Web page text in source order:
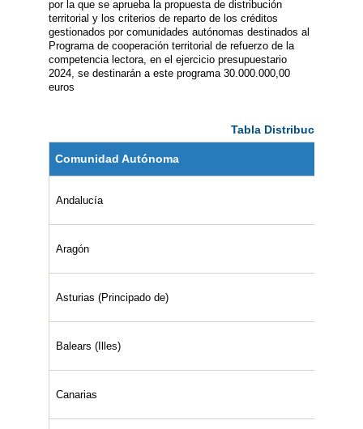
por la que se aprueba la propuesta de distribución
territorial y los criterios de reparto de los créditos
gestionados por comunidades autónomas destinados al
Programa de cooperación territorial de refuerzo de la
competencia lectora, en el ejercicio presupuestario
2024, se destinarán a este programa 30.000.000,00
euros
Tabla Distribución
Comunidad Autónoma
Andalucía
Aragón
Asturias (Principado de)
Balears (Illes)
Canarias